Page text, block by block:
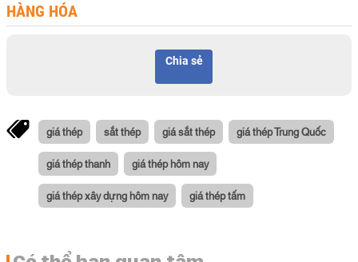
HÀNG HÓA
Chia sẻ
giá thép sắt thép giá sắt thép giá thép Trung Quốc
giá thép thanh giá thép hôm nay
giá thép xây dựng hôm nay giá thép tấm